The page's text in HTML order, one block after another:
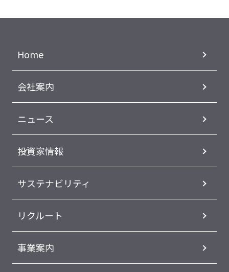
Home
会社案内
ニュース
投資家情報
サステナビリティ
リクルート
事業案内